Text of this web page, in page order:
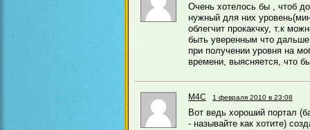
Очень хотелось бы , чтоб
нужный для них
облегчит прокакчку, т.к
быть уверенным что
при получении уровня на
времени, выясняется, что
M4C 1 февраля 2010 в 23:08
Вот ведь хороший портал
- называйте как хотите)